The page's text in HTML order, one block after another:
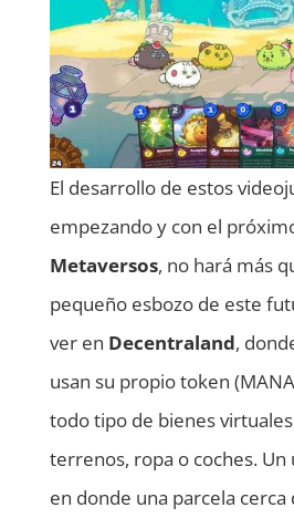
El desarrollo de estos
empezando y con el
Metaversos, no hará más
pequeño esbozo de este
ver en Decentraland,
usan su propio token
todo tipo de bienes
terrenos, ropa o coches. Un
en donde una parcela cerca